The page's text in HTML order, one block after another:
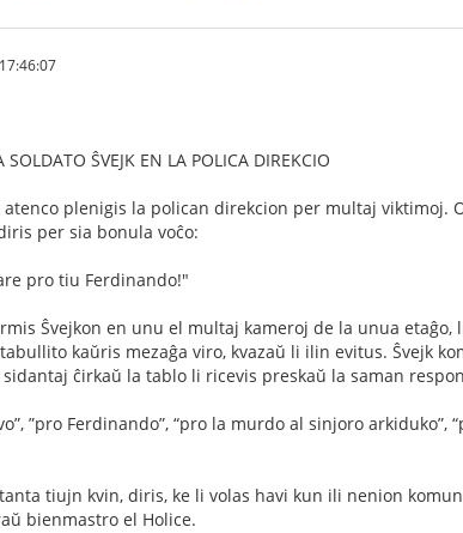
SOLDATO ŜVEJK EN LA POLICA DIREKCIO
atenco plenigis la polican direkcion per multaj
per sia bonula voĉo:
pro tiu Ferdinando!"
Ŝvejkon en unu el multaj kameroj de la unua
kaŭris mezaĝa viro, kvazaŭ li ilin evitus. Ŝvejk
ĉirkaŭ la tablo li ricevis preskaŭ la saman
”pro Ferdinando”, “pro la murdo al sinjoro
tiujn kvin, diris, ke li volas havi kun ili nenion
bienmastro el Holice.